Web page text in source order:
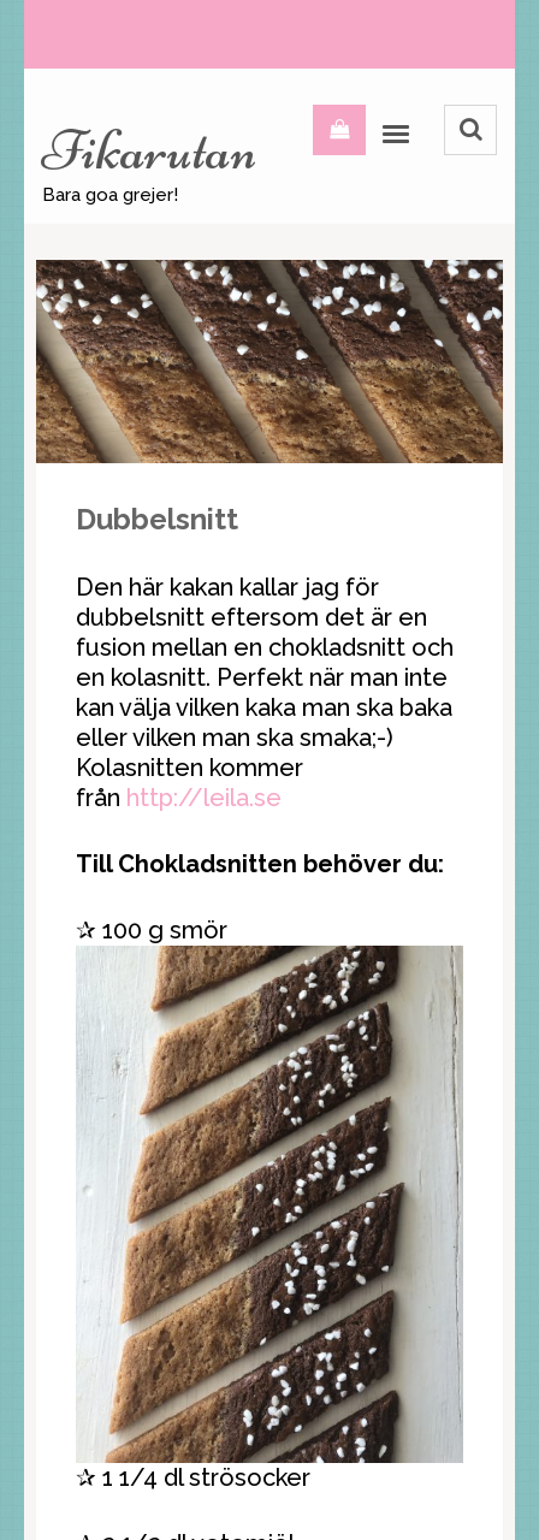
Fikarutan
Bara goa grejer!
Dubbelsnitt
Den här kakan kallar jag för
dubbelsnitt eftersom det är en
fusion mellan en chokladsnitt och
en kolasnitt. Perfekt när man inte
kan välja vilken kaka man ska baka
eller vilken man ska smaka;-)
Kolasnitten kommer
från http://leila.se
Till Chokladsnitten behöver du:
✰ 100 g smör
✰ 1 1/4 dl strösocker